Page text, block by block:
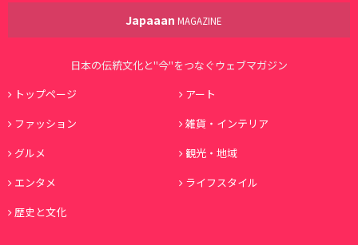
Japaaan MAGAZINE
日本の伝統文化と"今"をつなぐウェブマガジン
トップページ
アート
ファッション
雑貨・インテリア
グルメ
観光・地域
エンタメ
ライフスタイル
歴史と文化